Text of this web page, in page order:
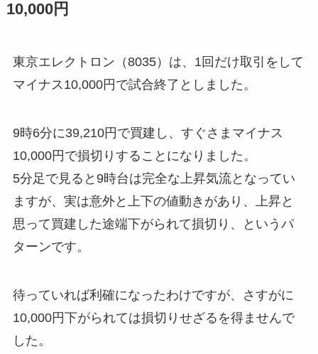
10,000円
東京エレクトロン（8035）は、1回だけ取引をして
マイナス10,000円で試合終了としました。
9時6分に39,210円で買建し、すぐさまマイナス
10,000円で損切りすることになりました。
5分足で見ると9時台は完全な上昇気流となってい
ますが、実は意外と上下の値動きがあり、上昇と
思って買建した途端下がられて損切り、というパ
ターンです。
待っていれば利確になったわけですが、さすがに
10,000円下がられては損切りせざるを得ませんで
した。